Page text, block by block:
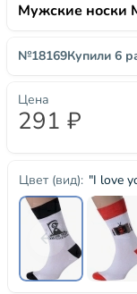
Мужские носки
№18169Купили 6
Цвет (вид): "I love
Цена
291 ₽